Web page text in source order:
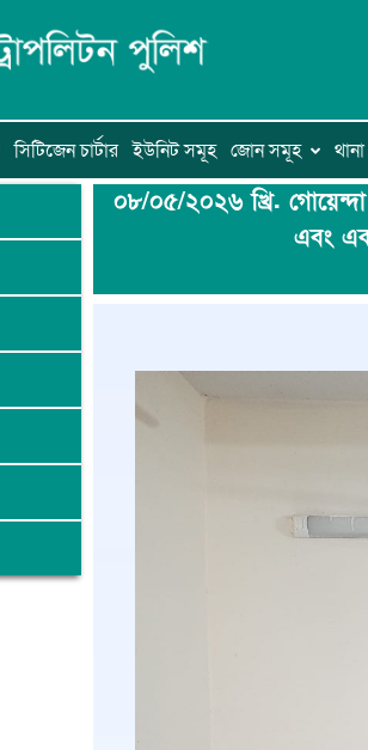
সিটিজেন চার্টার ইউনিট সমূহ জোন সমূহ
০৮/০৫/২০২৬ খ্রি. গোয়েন্দা
এবং